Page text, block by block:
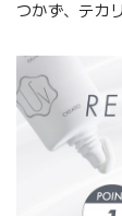
つかず、テカ